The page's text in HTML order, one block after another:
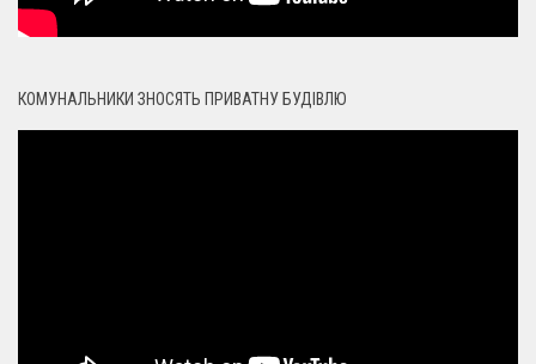
КОМУНАЛЬНИКИ ЗНОСЯТЬ ПРИВАТНУ БУДІВЛЮ